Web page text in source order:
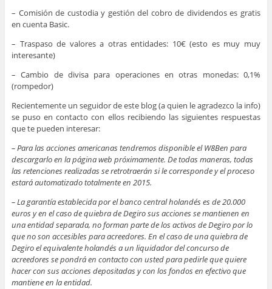
– Comisión de custodia y gestión del cobro de dividendos es gratis
en cuenta Basic.
– Traspaso de valores a otras entidades: 10€ (esto es muy muy
interesante)
– Cambio de divisa para operaciones en otras monedas: 0,1%
(rompedor)
Recientemente un seguidor de este blog (a quien le agradezco la info)
se puso en contacto con ellos recibiendo las siguientes respuestas
que te pueden interesar:
– Para las acciones americanas tendremos disponible el W8Ben para
descargarlo en la página web próximamente. De todas maneras, todas
las retenciones realizadas se retrotraerán si le corresponde y el proceso
estará automatizado totalmente en 2015.
– La garantía establecida por el banco central holandés es de 20.000
euros y en el caso de quiebra de Degiro sus acciones se mantienen en
una entidad separada, no forman parte de los activos de Degiro por lo
que no son accesibles para acreedores. En el caso de una quiebra de
Degiro el equivalente holandés a un liquidador del concurso de
acreedores se pondrá en contacto con usted para pedirle que quiere
hacer con sus acciones depositadas y con los fondos en efectivo que
mantiene en la entidad.